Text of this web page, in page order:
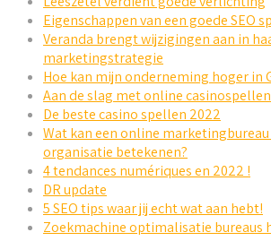
Eigenschappen van een goede SEO
Veranda brengt wijzigingen aan in
marketingstrategie
Hoe kan mijn onderneming hoger in
Aan de slag met online casinospellen
De beste casino spellen 2022
Wat kan een online
organisatie betekenen?
4 tendances numériques en 2022 !
DR update
5 SEO tips waar jij echt wat aan hebt!
Zoekmachine optimalisatie bureaus